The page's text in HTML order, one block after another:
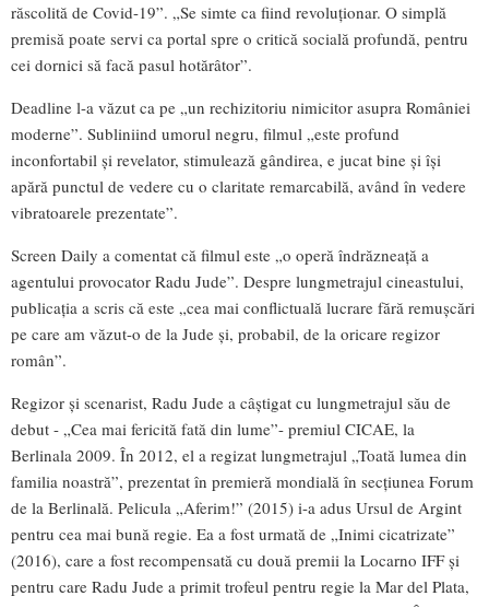
răscolită de Covid-19”. „Se simte ca fiind revoluţionar. O simplă
premisă poate servi ca portal spre o critică socială profundă, pentru
cei dornici să facă pasul hotărâtor”.
Deadline l-a văzut ca pe „un rechizitoriu nimicitor asupra României
moderne”. Subliniind umorul negru, filmul „este profund
inconfortabil şi revelator, stimulează gândirea, e jucat bine şi îşi
apără punctul de vedere cu o claritate remarcabilă, având în vedere
vibratoarele prezentate”.
Screen Daily a comentat că filmul este „o operă îndrăzneaţă a
agentului provocator Radu Jude”. Despre lungmetrajul cineastului,
publicaţia a scris că este „cea mai conflictuală lucrare fără remuşcări
pe care am văzut-o de la Jude şi, probabil, de la oricare regizor
român”.
Regizor şi scenarist, Radu Jude a câştigat cu lungmetrajul său de
debut - „Cea mai fericită fată din lume”- premiul CICAE, la
Berlinala 2009. În 2012, el a regizat lungmetrajul „Toată lumea din
familia noastră”, prezentat în premieră mondială în secţiunea Forum
de la Berlinală. Pelicula „Aferim!” (2015) i-a adus Ursul de Argint
pentru cea mai bună regie. Ea a fost urmată de „Inimi cicatrizate”
(2016), care a fost recompensată cu două premii la Locarno IFF şi
pentru care Radu Jude a primit trofeul pentru regie la Mar del Plata,